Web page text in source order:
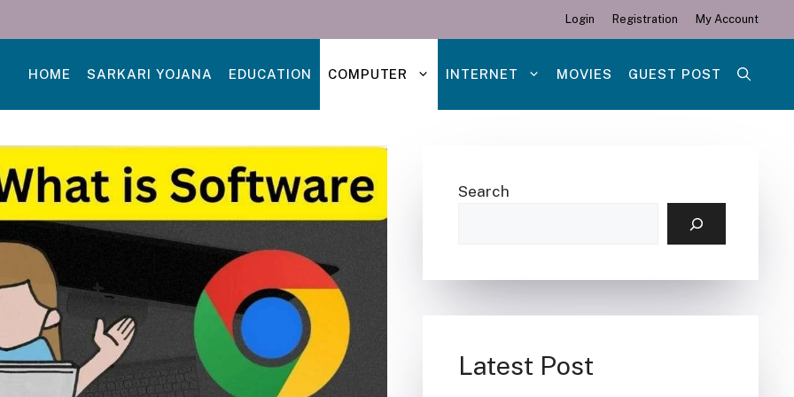
Login Registration My Account
HOME SARKARI YOJANA EDUCATION COMPUTER INTERNET MOVIES GUEST POST
Search
Latest Post